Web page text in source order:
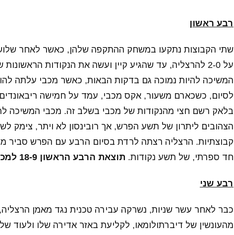
רבע ראשון
שתי הקבוצות נתקעו במשחק ההתקפה שלהן, כאשר לאחר
על 2-0 להרצליה, עד שהגיע קיין ועשה את הנקודות
בלאק רשם חצי מהנקודות של מכבי בשלב זה. מכבי המשיכה
הצהובים ליתרון של תשע הפרש, אך רובינסון לא ויתר, צימק
קבוצתיות. הרצליה רצתה לרדת בסיום הרבע עם הפרש סביר
חד ספרתי, של תשע נקודות. תוצאת הרבע הראשון 18-9 למכבי תל אביב.
רבע שני
כבר לאחר עשר שניות, נשרקה עבירה טכנית נגד מאמן